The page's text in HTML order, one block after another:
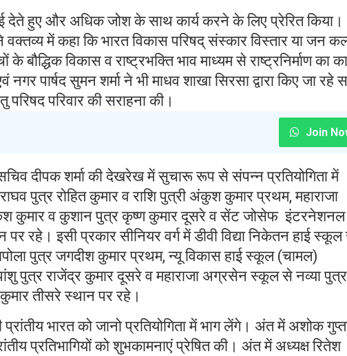
देते हुए और अधिक जोश के साथ कार्य करने के लिए प्रेरित किया।
में कहा कि भारत विकास परिषद् संस्कार विस्तार या जन
के बौद्धिक विकास व राष्ट्रभक्ति भाव माध्यम से राष्ट्रनिर्माण का
पार्षद सुमन शर्मा ने भी माधव शाखा सिरसा द्वारा किए जा रहे
परिषद परिवार की सराहना की।
Join
दीपक शर्मा की देखरेख में सुचारू रूप से संपन्न प्रतियोगिता में
राघव पुत्र रोहित कुमार व राशि पुत्री अंकुश कुमार प्रथम, महाराजा
कुमार व कुशान पुत्र कृष्ण कुमार दूसरे व सेंट जोसेफ इंटरनेशनल
रहे। इसी प्रकार सीनियर वर्ग में डीवी विद्या निकेतन हाई
पुत्र जगदीश कुमार प्रथम, न्यू विकास हाई स्कूल (चामल)
पुत्र राजेंद्र कुमार दूसरे व महाराजा अग्रसेन स्कूल से नव्या पुत्र
कुमार तीसरे स्थान पर रहे।
भारत को जानो प्रतियोगिता में भाग लेंगे। अंत में अशोक
प्रतिभागियों को शुभकामनाएं प्रेषित की। अंत में अध्यक्ष रितेश